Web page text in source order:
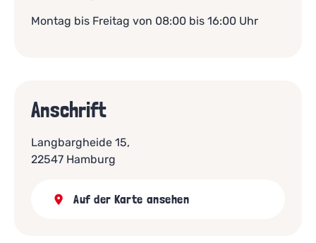
Montag bis Freitag von 08:00 bis 16:00 Uhr
Anschrift
Langbargheide 15,
22547 Hamburg
Auf der Karte ansehen